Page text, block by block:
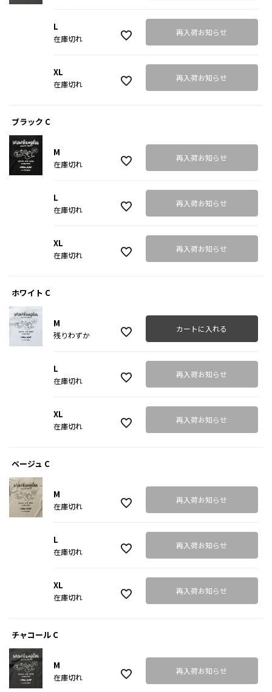
L
在庫切れ
再入荷お知らせ
XL
在庫切れ
再入荷お知らせ
ブラック C
M
在庫切れ
再入荷お知らせ
L
在庫切れ
再入荷お知らせ
XL
在庫切れ
再入荷お知らせ
ホワイト C
M
残りわずか
カートに入れる
L
在庫切れ
再入荷お知らせ
XL
在庫切れ
再入荷お知らせ
ベージュ C
M
在庫切れ
再入荷お知らせ
L
在庫切れ
再入荷お知らせ
XL
在庫切れ
再入荷お知らせ
チャコール C
M
在庫切れ
再入荷お知らせ